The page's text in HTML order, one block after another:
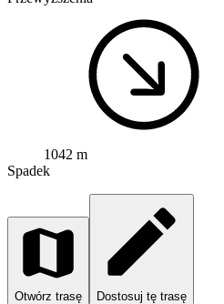
1042 m
Spadek
Otwórz trasę Dostosuj tę trasę